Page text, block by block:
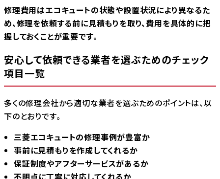
修理費用はエコキュートの状態や設置状況により異なるた
め、修理を依頼する前に見積もりを取り、費用を具体的に把
握しておくことが重要です。
安心して依頼できる業者を選ぶためのチェック
項目一覧
多くの修理会社から適切な業者を選ぶためのポイントは、以
下のとおりです。
三菱エコキュートの修理事例が豊富か
事前に見積もりを作成してくれるか
保証制度やアフターサービスがあるか
不明点に丁寧に対応してくれるか